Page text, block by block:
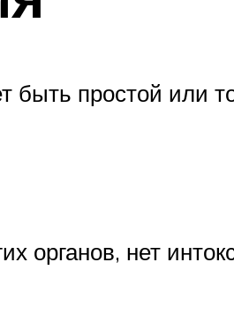
простой или
органов, нет